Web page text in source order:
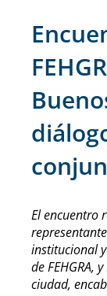
El encuentro
institucional
de FEHGRA,
ciudad,